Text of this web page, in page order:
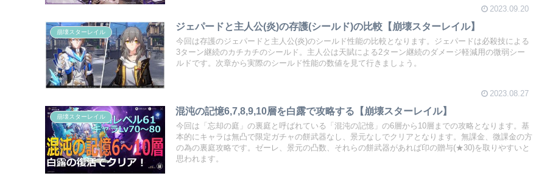
2023.09.20
崩壊スターレイル
ジェパードと主人公(炎)の存護(シールド)の比較【崩壊スターレイル】
今回は存護のジェパードと主人公(炎)のシールド性能の比較となります。ジェパードは必殺技による
3ターン継続のカチカチのシールド。主人公は天賦による2ターン継続のダメージ軽減用の微弱シー
ルドです。次章から実際のシールド性能の数値を見て行きましょう。
2023.08.27
崩壊スターレイル
混沌の記憶6,7,8,9,10層を白露で攻略する【崩壊スターレイル】
今回は「忘却の庭」の裏庭と呼ばれている「混沌の記憶」の6層から10層までの攻略となります。基
本的にキャラは無凸で限定ガチャの餅武器なし、景元なしでクリアとなります。無課金、微課金の方
の為の裏庭攻略です。ゼーレ、景元の凸数、それらの餅武器があれば印の贈与(★30)を取りやすいと
思われます。